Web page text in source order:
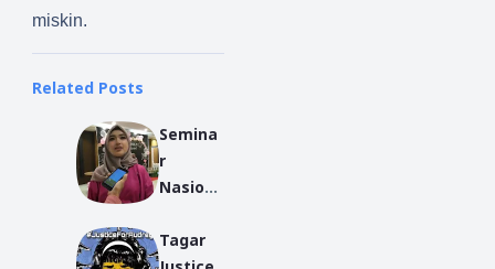
miskin.
Related Posts
Semina
r
Nasion
Cegah
Tagar